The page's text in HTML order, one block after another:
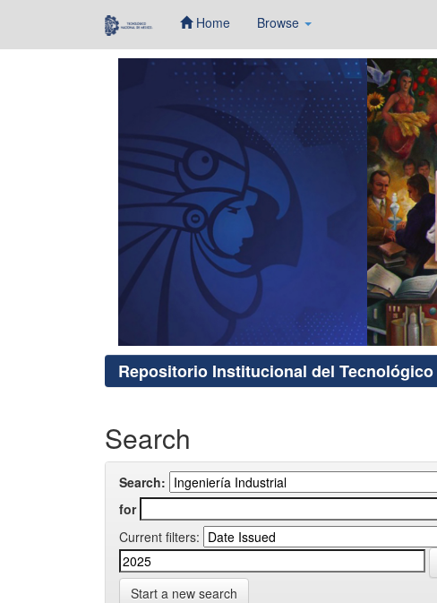
Home Browse
Repositorio Institucional del Tecnológico
Search
Search:
for
Current filters:
Start a new search